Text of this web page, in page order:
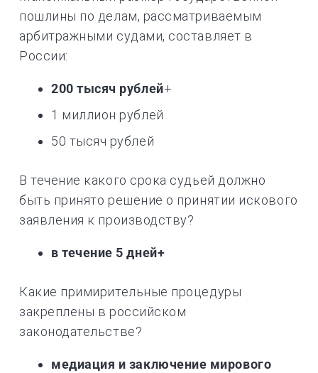
пошлины по делам, рассматриваемым
арбитражными судами, составляет в
России:
200 тысяч рублей+
1 миллион рублей
50 тысяч рублей
В течение какого срока судьей должно
быть принято решение о принятии искового
заявления к производству?
в течение 5 дней+
Какие примирительные процедуры
закреплены в российском
законодательстве?
медиация и заключение мирового